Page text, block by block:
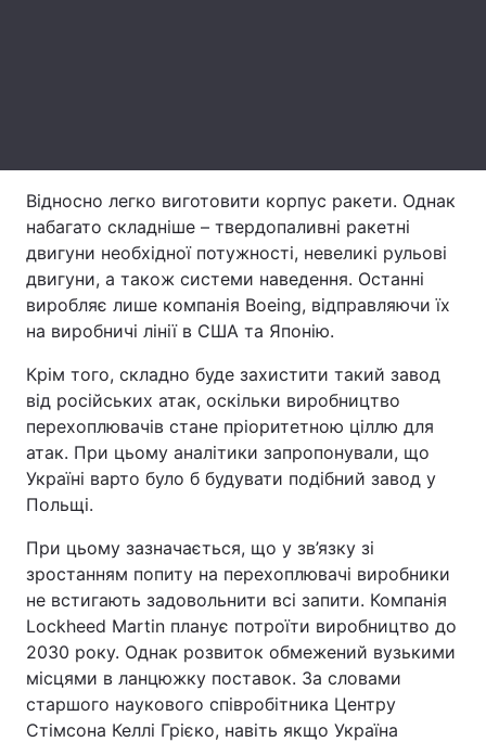
Тема оформлення
Відносно легко виготовити корпус ракети. Однак
набагато складніше – твердопаливні ракетні
двигуни необхідної потужності, невеликі рульові
двигуни, а також системи наведення. Останні
виробляє лише компанія Boeing, відправляючи їх
на виробничі лінії в США та Японію.
Крім того, складно буде захистити такий завод
від російських атак, оскільки виробництво
перехоплювачів стане пріоритетною ціллю для
атак. При цьому аналітики запропонували, що
Україні варто було б будувати подібний завод у
Польщі.
При цьому зазначається, що у зв’язку зі
зростанням попиту на перехоплювачі виробники
не встигають задовольнити всі запити. Компанія
Lockheed Martin планує потроїти виробництво до
2030 року. Однак розвиток обмежений вузькими
місцями в ланцюжку поставок. За словами
старшого наукового співробітника Центру
Стімсона Келлі Грієко, навіть якщо Україна